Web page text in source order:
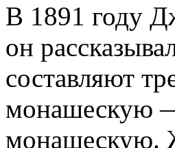
В 1891 году
он
составляют
монашескую
монашескую.